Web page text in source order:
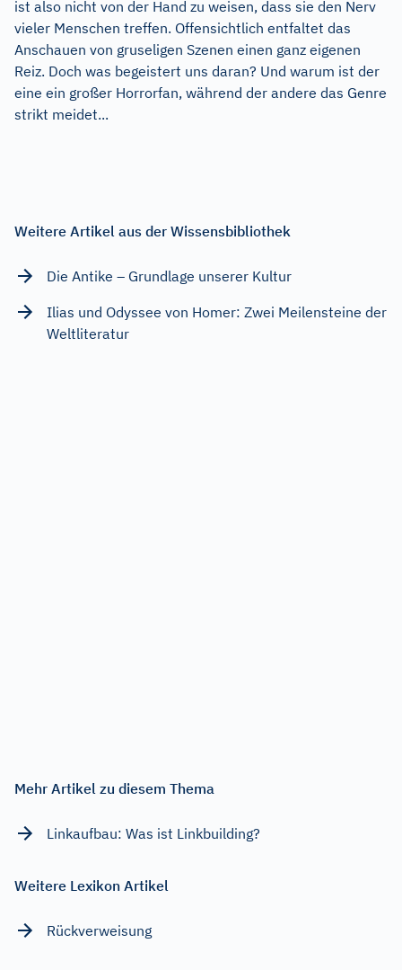
ist also nicht von der Hand zu weisen, dass sie den Nerv
vieler Menschen treffen. Offensichtlich entfaltet das
Anschauen von gruseligen Szenen einen ganz eigenen
Reiz. Doch was begeistert uns daran? Und warum ist der
eine ein großer Horrorfan, während der andere das Genre
strikt meidet...
Weitere Artikel aus der Wissensbibliothek
Die Antike – Grundlage unserer Kultur
Ilias und Odyssee von Homer: Zwei Meilensteine der
Weltliteratur
Mehr Artikel zu diesem Thema
Linkaufbau: Was ist Linkbuilding?
Weitere Lexikon Artikel
Rückverweisung